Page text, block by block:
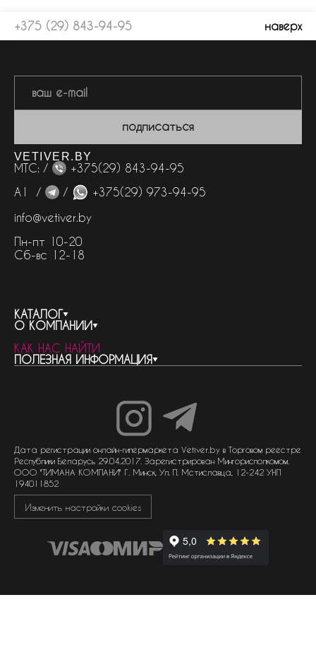
+375 (29) 843-94-95 наверх
подписаться
VETIVER.BY
МТС: /
+375(29) 843-94-95
А1 /
/
+375(29) 973-94-95
info@vetiver.by
Пн-пт 10-20
Сб-вс 12-18
КАТАЛОГ
весь каталог
бренды
женская парфюмерия
мужская парфюмерия
унисекс парфюмерия
О КОМПАНИИ
контакты
о компании
доставка и оплата
КАК НАС НАЙТИ
ПОЛЕЗНАЯ ИНФОРМАЦИЯ
как совершить покупку
политика обработки персональных данных
политика обработки файлов cookie
Дата регистрации онлайн-гипермаркета Vetiver.by в Торговом реестре
Республики Беларусь 29.04.2017. Зарегистрирован Мингорисполкомом.
ООО "ТИМАНА КОМПАНИ" Г. Минск, Ул. П. Мстиславца, 12-242 УНП
194011852
Изменить настройки cookies